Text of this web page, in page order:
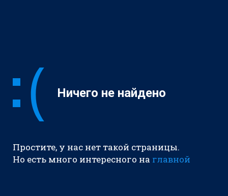
Ничего не найдено
Простите, у нас нет такой страницы.
Но есть много интересного на главной